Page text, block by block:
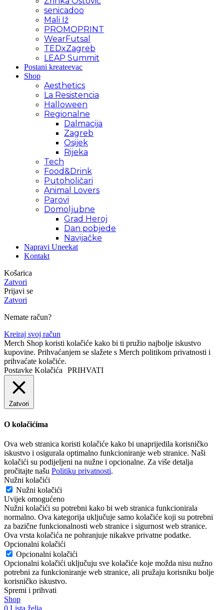
senicadoo
Mali Iž
PROMOPRINT
WearFutsal
TEDxZagreb
LEAP Summit
Postani kreateevac
Shop
Aesthetics
La Resistencia
Halloween
Regionalne
Dalmacija
Zagreb
Osijek
Rijeka
Tech
Food&Drink
Putoholičari
Animal Lovers
Parovi
Domoljubne
Grad Heroj
Dan pobjede
Navijačke
Napravi Uneekat
Kontakt
Košarica
Zatvori
Prijavi se
Zatvori
Nemate račun?
Kreiraj svoj račun
Merch Shop koristi kolačiće kako bi ti pružio najbolje iskustvo
kupovine. Prihvaćanjem se slažete s Merch politikom privatnosti i
prihvaćate kolačiće.
Postavke Kolačića PRIHVATI
Zatvori
O kolačićima
Ova web stranica koristi kolačiće kako bi unaprijedila korisničko
iskustvo i osigurala optimalno funkcioniranje web stranice. Naši
kolačići su podijeljeni na nužne i opcionalne. Za više detalja
pročitajte našu Politiku privatnosti.
Nužni kolačići
Nužni kolačići
Uvijek omogućeno
Nužni kolačići su potrebni kako bi web stranica funkcionirala
normalno. Ova kategorija uključuje samo kolačiće koji su potrebni
za bazične funkcionalnosti web stranice i sigurnost web stranice.
Ova vrsta kolačića ne pohranjuje nikakve privatne podatke.
Opcionalni kolačići
Opcionalni kolačići
Opcionalni kolačići uključuju sve kolačiće koje možda nisu nužno
potrebni za funkcioniranje web stranice, ali pružaju korisniku bolje
korisničko iskustvo.
Spremi i prihvati
Shop
0 Lista želja